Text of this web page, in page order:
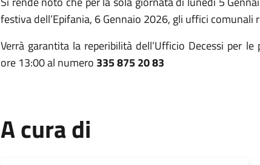
festiva dell’Epifania, 6 Gennaio 2026, gli uffici comunali
Verrà garantita la reperibilità dell’Ufficio Decessi per
ore 13:00al numero 335 875 20 83
A cura di